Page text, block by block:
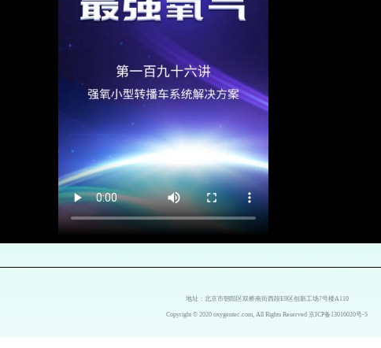
地址：北京市朝阳区双桥南街西段E9区创新工场7号楼A110
Copyright © 2020 oxygentec.com, All Rights Reserved 京ICP备13016020号-5